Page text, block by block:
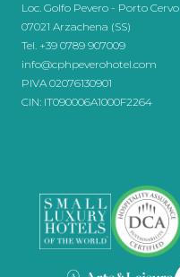
Loc. Golfo Pevero - Porto Cervo
07021 Arzachena (SS)
Tel. +39 0789 907009
info@cphpeverohotel.com
PIVA 02076130901
CIN: IT090006A1000F2264